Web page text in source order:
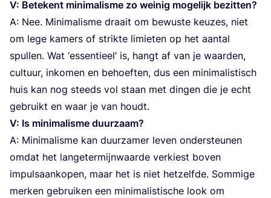
V: Bete­kent mini­ma­lis­me zo wei­nig moge­lijk bezitten?
A: Nee. Mini­ma­lis­me draait om bewus­te keu­zes, niet
om lege kamers of strik­te limie­ten op het aan­tal
spul­len. Wat ‘essen­ti­eel’ is, hangt af van je waar­den,
cul­tuur, inko­men en behoef­ten, dus een mini­ma­lis­tisch
huis kan nog steeds vol staan met din­gen die je echt
gebruikt en waar je van houdt.
V: Is mini­ma­lis­me duurzaam?
A: Mini­ma­lis­me kan duur­za­mer leven onder­steu­nen
omdat het lan­ge­ter­mijn­waar­de ver­kiest boven
impuls­aan­ko­pen, maar het is niet het­zelf­de. Som­mi­ge
mer­ken gebrui­ken een mini­ma­lis­ti­sche look om